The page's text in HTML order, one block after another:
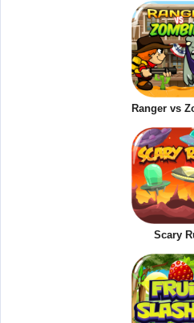
Ranger vs
Scary